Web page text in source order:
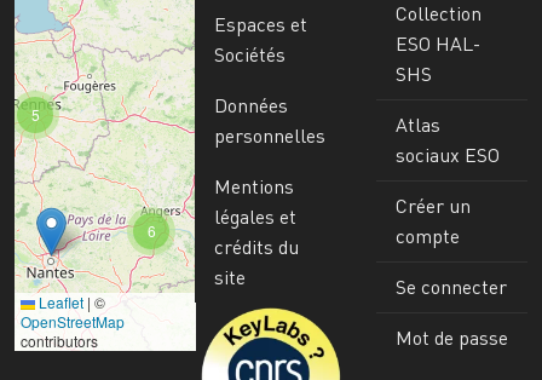
6
5
Leaflet | ©
OpenStreetMap
contributors
Espaces et
Sociétés
Données
personnelles
Mentions
légales et
crédits du
site
Image
Collection
ESO HAL-
SHS
Atlas
sociaux ESO
Créer un
compte
Se connecter
Mot de passe